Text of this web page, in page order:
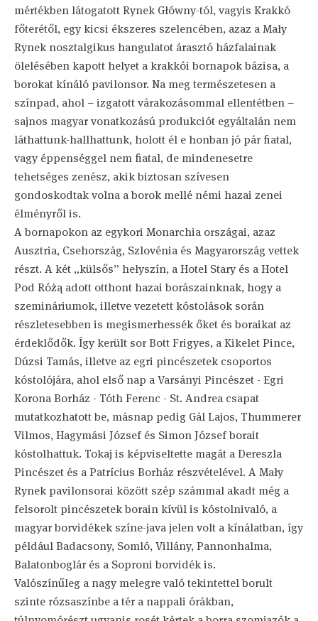
mértékben látogatott Rynek Główny-tól, vagyis Krakkó
főterétől, egy kicsi ékszeres szelencében, azaz a Mały
Rynek nosztalgikus hangulatot árasztó házfalainak
ölelésében kapott helyet a krakkói bornapok bázisa, a
borokat kínáló pavilonsor. Na meg természetesen a
színpad, ahol – izgatott várakozásommal ellentétben –
sajnos magyar vonatkozású produkciót egyáltalán nem
láthattunk-hallhattunk, holott él e honban jó pár fiatal,
vagy éppenséggel nem fiatal, de mindenesetre
tehetséges zenész, akik biztosan szívesen
gondoskodtak volna a borok mellé némi hazai zenei
élményről is.
A bornapokon az egykori Monarchia országai, azaz
Ausztria, Csehország, Szlovénia és Magyarország vettek
részt. A két „külsős” helyszín, a Hotel Stary és a Hotel
Pod Różą adott otthont hazai borászainknak, hogy a
szemináriumok, illetve vezetett kóstolások során
részletesebben is megismerhessék őket és boraikat az
érdeklődők. Így került sor Bott Frigyes, a Kikelet Pince,
Dúzsi Tamás, illetve az egri pincészetek csoportos
kóstolójára, ahol első nap a Varsányi Pincészet - Egri
Korona Borház - Tóth Ferenc - St. Andrea csapat
mutatkozhatott be, másnap pedig Gál Lajos, Thummerer
Vilmos, Hagymási József és Simon József borait
kóstolhattuk. Tokaj is képviseltette magát a Dereszla
Pincészet és a Patrícius Borház részvételével. A Mały
Rynek pavilonsorai között szép számmal akadt még a
felsorolt pincészetek borain kívül is kóstolnivaló, a
magyar borvidékek színe-java jelen volt a kínálatban, így
például Badacsony, Somló, Villány, Pannonhalma,
Balatonboglár és a Soproni borvidék is.
Valószínűleg a nagy melegre való tekintettel borult
szinte rózsaszínbe a tér a nappali órákban,